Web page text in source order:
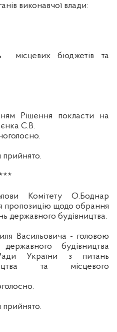
виконавчої влади:
місцевих бюджетів та
Рішення покласти на
С.В.
прийнято.
Комітету О.Боднар
пропозицію щодо обрання
державного будівництва.
Васильовича - головою
будівництва
України з питань
та місцевого
прийнято.